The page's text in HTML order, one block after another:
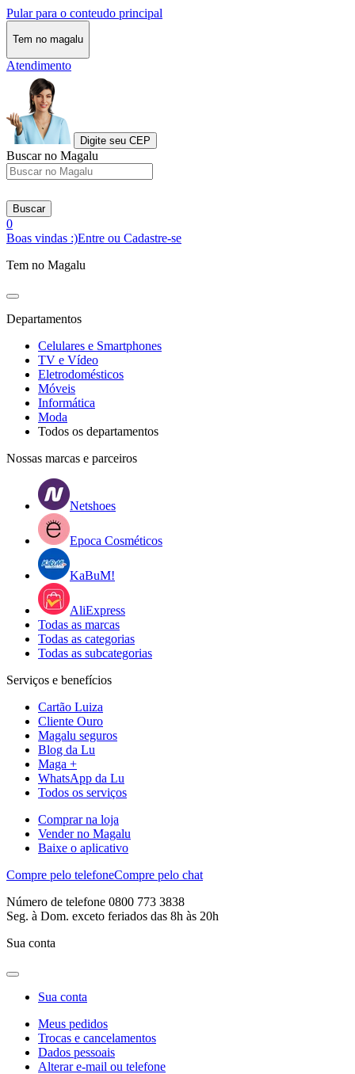
Pular para o conteudo principal
Tem no magalu
Atendimento
Digite seu CEP
Buscar no Magalu
Buscar
0
Boas vindas :)Entre ou Cadastre-se
Tem no Magalu
Departamentos
Celulares e Smartphones
TV e Vídeo
Eletrodomésticos
Móveis
Informática
Moda
Todos os departamentos
Nossas marcas e parceiros
Netshoes
Epoca Cosméticos
KaBuM!
AliExpress
Todas as marcas
Todas as categorias
Todas as subcategorias
Serviços e benefícios
Cartão Luiza
Cliente Ouro
Magalu seguros
Blog da Lu
Maga +
WhatsApp da Lu
Todos os serviços
Comprar na loja
Vender no Magalu
Baixe o aplicativo
Compre pelo telefoneCompre pelo chat
Número de telefone 0800 773 3838
Seg. à Dom. exceto feriados das 8h às 20h
Sua conta
Sua conta
Meus pedidos
Trocas e cancelamentos
Dados pessoais
Alterar e-mail ou telefone